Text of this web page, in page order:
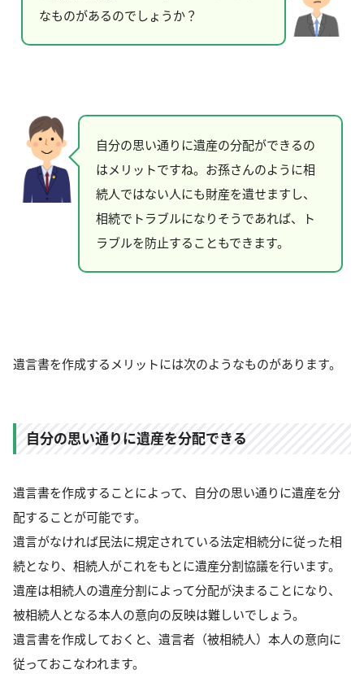
なものがあるのでしょうか？
自分の思い通りに遺産の分配ができるの
はメリットですね。お孫さんのように相
続人ではない人にも財産を遺せますし、
相続でトラブルになりそうであれば、ト
ラブルを防止することもできます。
遺言書を作成するメリットには次のようなものがあります。
自分の思い通りに遺産を分配できる
遺言書を作成することによって、自分の思い通りに遺産を分
配することが可能です。
遺言がなければ民法に規定されている法定相続分に従った相
続となり、相続人がこれをもとに遺産分割協議を行います。
遺産は相続人の遺産分割によって分配が決まることになり、
被相続人となる本人の意向の反映は難しいでしょう。
遺言書を作成しておくと、遺言者（被相続人）本人の意向に
従っておこなわれます。